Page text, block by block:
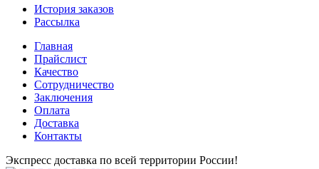
История заказов
Рассылка
Главная
Прайслист
Качество
Сотрудничество
Заключения
Оплата
Доставка
Контакты
Экспресс доставка по всей территории России!